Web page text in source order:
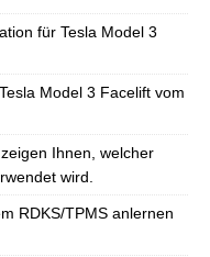
für Tesla Model 3
Model 3 Facelift vom
Ihnen, welcher
wird.
RDKS/TPMS anlernen